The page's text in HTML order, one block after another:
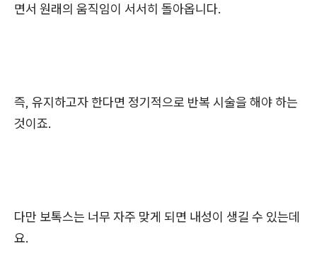
면서 원래의 움직임이 서서히 돌아옵니다.
즉, 유지하고자 한다면 정기적으로 반복 시술을 해야 하는
것이죠.
다만 보톡스는 너무 자주 맞게 되면 내성이 생길 수 있는데
요.